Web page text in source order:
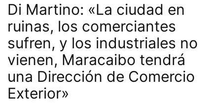
Di Martino: «La ciudad en
ruinas, los comerciantes
sufren, y los industriales no
vienen, Maracaibo tendrá
una Dirección de Comercio
Exterior»